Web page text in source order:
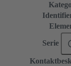
Serie